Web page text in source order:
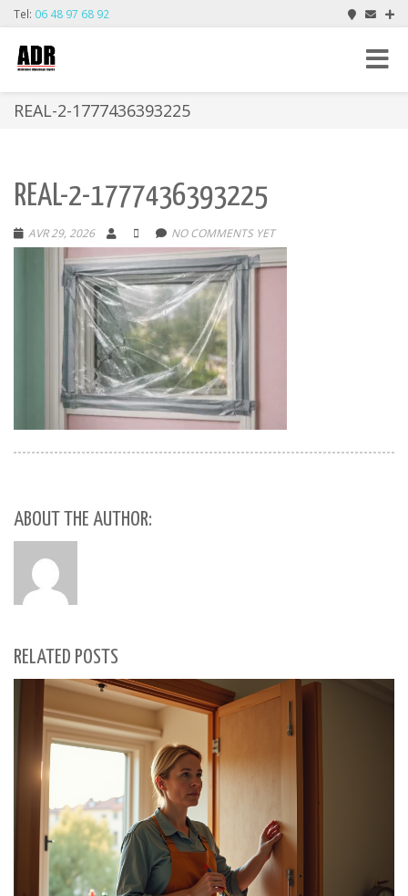
Tel: 06 48 97 68 92
Toggle
REAL-2-1777436393225
REAL-2-1777436393225
AVR 29, 2026 NO COMMENTS YET
ABOUT THE AUTHOR:
RELATED POSTS